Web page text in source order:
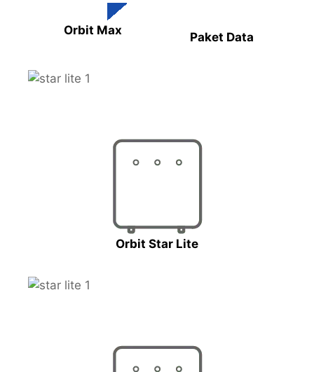
Orbit Max Paket Data
Orbit Star Lite